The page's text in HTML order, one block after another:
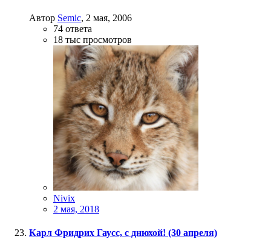
Автор Semic, 2 мая, 2006
74 ответа
18 тыс просмотров
Nivix
2 мая, 2018
Карл Фридрих Гаусс, с днюхой! (30 апреля)